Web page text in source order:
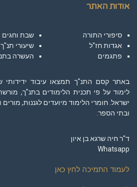
אודות האתר
סיפורי התורה
אגדות חז"ל
פתגמים
שבת וחגים
שיעורי תנ"ך
העשרה
באתר קסם התנ"ך תמצאו עיבוד ידידותי
לימוד על פי תכנית הלימודים בתנ"ך,
ישראל. חומרי הלימוד מיועדים לגננות, מורים
ובתי הספר.
ד"ר חיה שרגא בן איון
Whatsapp
לעמוד התמיכה לחץ כאן